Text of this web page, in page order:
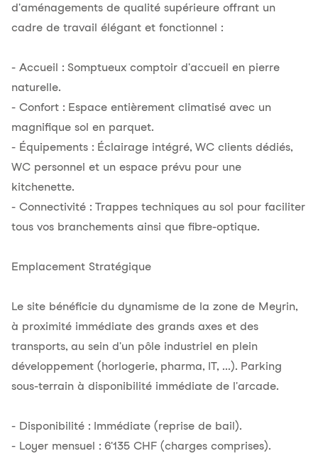
d'aménagements de qualité supérieure offrant un
cadre de travail élégant et fonctionnel :
- Accueil : Somptueux comptoir d'accueil en pierre
naturelle.
- Confort : Espace entièrement climatisé avec un
magnifique sol en parquet.
- Équipements : Éclairage intégré, WC clients dédiés,
WC personnel et un espace prévu pour une
kitchenette.
- Connectivité : Trappes techniques au sol pour faciliter
tous vos branchements ainsi que fibre-optique.
Emplacement Stratégique
Le site bénéficie du dynamisme de la zone de Meyrin,
à proximité immédiate des grands axes et des
transports, au sein d'un pôle industriel en plein
développement (horlogerie, pharma, IT, ...). Parking
sous-terrain à disponibilité immédiate de l'arcade.
- Disponibilité : Immédiate (reprise de bail).
- Loyer mensuel : 6'135 CHF (charges comprises).